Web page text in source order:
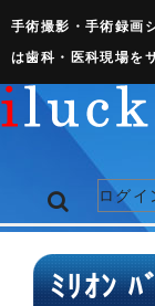
手術撮影・手術録画
は歯科・医科現場を
ログイ
トップページ
ﾐﾘｵﾝ ﾊ